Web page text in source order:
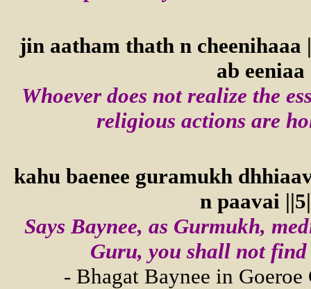
jin aatham thath n
ab eeniaa
Whoever does not realize the
religious actions are
kahu baenee guramukh
n paavai
Says Baynee, as Gurmukh,
Guru, you shall not find
- Bhagat Baynee in